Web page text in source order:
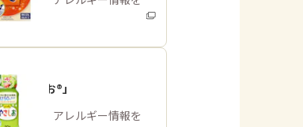
みる
「やさしお®」
商品・アレルギー情報を